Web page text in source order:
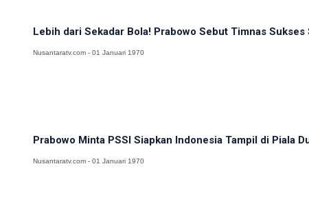
Lebih dari Sekadar Bola! Prabowo Sebut Timnas Sukses
Nusantaratv.com - 01 Januari 1970
Prabowo Minta PSSI Siapkan Indonesia Tampil di Piala
Nusantaratv.com - 01 Januari 1970